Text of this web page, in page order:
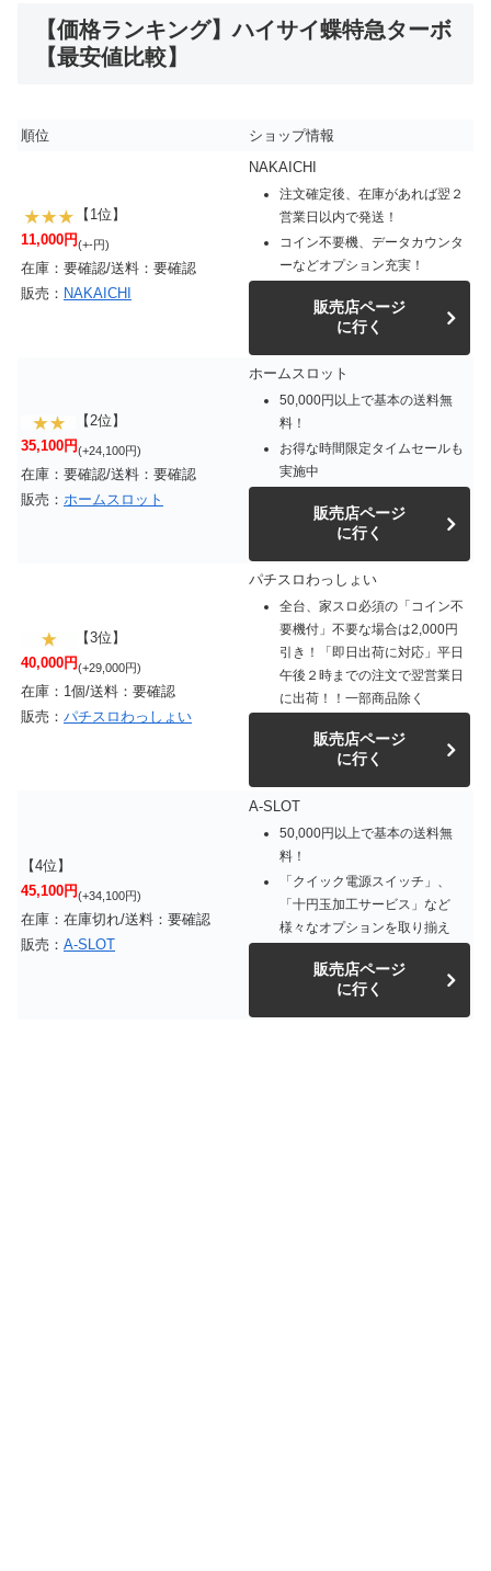
【価格ランキング】ハイサイ蝶特急ターボ
【最安値比較】
順位 ショップ情報
【1位】
11,000円(+-円)
在庫：要確認/送料：要確認
販売： NAKAICHI
NAKAICHI
注文確定後、在庫があれば翌２
営業日以内で発送！
コイン不要機、データカウンタ
ーなどオプション充実！
販売店ページ
に行く
【2位】
35,100円(+24,100円)
在庫：要確認/送料：要確認
販売： ホームスロット
ホームスロット
50,000円以上で基本の送料無
料！
お得な時間限定タイムセールも
実施中
販売店ページ
に行く
【3位】
40,000円(+29,000円)
在庫：1個/送料：要確認
販売： パチスロわっしょい
パチスロわっしょい
全台、家スロ必須の「コイン不
要機付」不要な場合は2,000円
引き！「即日出荷に対応」平日
午後２時までの注文で翌営業日
に出荷！！一部商品除く
販売店ページ
に行く
【4位】
45,100円(+34,100円)
在庫：在庫切れ/送料：要確認
販売： A-SLOT
A-SLOT
50,000円以上で基本の送料無
料！
「クイック電源スイッチ」、
「十円玉加工サービス」など
様々なオプションを取り揃え
販売店ページ
に行く